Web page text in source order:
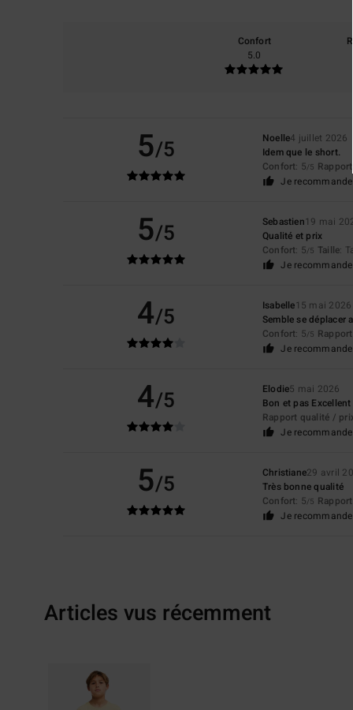
Confort
5.0
5/5 Noelle4 juillet 2026
Idem que le short.
Confort: 5/5
Je
5/5 Sebastien19 mai
Qualité et prix
Confort: 5/5 Taille:
Je
4/5 Isabelle15 mai 2026
Semble se déplacer
Confort: 5/5
Je
4/5 Elodie5 mai 2026
Bon et pas
Rapport qualité /
Je
5/5 Christiane29 avril
Très bonne qualité
Confort: 5/5
Je
Articles vus récemment